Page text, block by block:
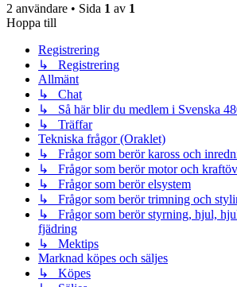
2 användare • Sida 1 av 1
Hoppa till
Registrering
↳ Registrering
Allmänt
↳ Chat
↳ Så här blir du medlem i Svenska
↳ Träffar
Tekniska frågor (Oraklet)
↳ Frågor som berör kaross och
↳ Frågor som berör motor och
↳ Frågor som berör elsystem
↳ Frågor som berör trimning och
↳ Frågor som berör styrning, hjul,
fjädring
↳ Mektips
Marknad köpes och säljes
↳ Köpes